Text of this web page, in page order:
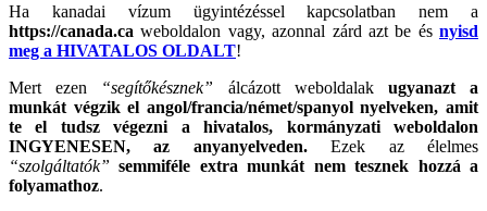
Ha kanadai vízum ügyintézéssel kapcsolatban nem a
https://canada.ca weboldalon vagy, azonnal zárd azt be és nyisd
meg a HIVATALOS OLDALT!
Mert ezen “segítőkésznek” álcázott weboldalak ugyanazt a
munkát végzik el angol/francia/német/spanyol nyelveken, amit
te el tudsz végezni a hivatalos, kormányzati weboldalon
INGYENESEN, az anyanyelveden.Ezek az élelmes
“szolgáltatók” semmiféle extra munkát nem tesznek hozzá a
folyamathoz.